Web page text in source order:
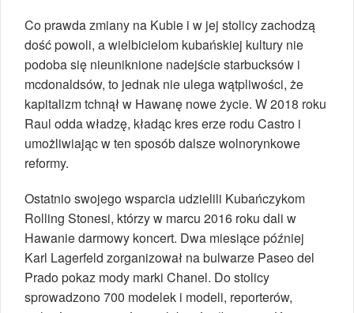
Co prawda zmiany na Kubie i w jej stolicy zachodzą
dość powoli, a wielbicielom kubańskiej kultury nie
podoba się nieuniknione nadejście starbucksów i
mcdonaldsów, to jednak nie ulega wątpliwości, że
kapitalizm tchnął w Hawanę nowe życie. W 2018 roku
Raul odda władzę, kładąc kres erze rodu Castro i
umożliwiając w ten sposób dalsze wolnorynkowe
reformy.
Ostatnio swojego wsparcia udzielili Kubańczykom
Rolling Stonesi, którzy w marcu 2016 roku dali w
Hawanie darmowy koncert. Dwa miesiące później
Karl Lagerfeld zorganizował na bulwarze Paseo del
Prado pokaz mody marki Chanel. Do stolicy
sprowadzono 700 modelek i modeli, reporterów,